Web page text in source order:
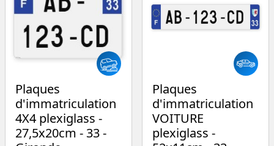
Plaques
d'immatriculation
4X4 plexiglass -
27,5x20cm - 33 -
Plaques
d'immatriculation
VOITURE
plexiglass -